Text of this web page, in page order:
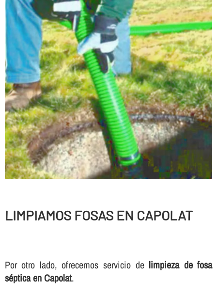
LIMPIAMOS FOSAS EN CAPOLAT
Por otro lado, ofrecemos servicio de limpieza de fosa
séptica en Capolat.